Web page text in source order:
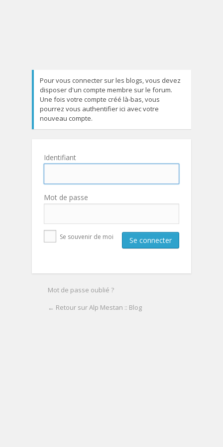
Pour vous connecter sur les blogs, vous devez
disposer d'un compte membre sur le forum.
Une fois votre compte créé là-bas, vous
pourrez vous authentifier ici avec votre
nouveau compte.
Identifiant
Mot de passe
Se souvenir de moi
Mot de passe oublié ?
← Retour sur Alp Mestan :: Blog